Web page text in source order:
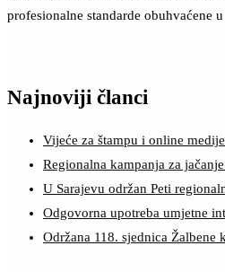
profesionalne standarde obuhvaćene
Najnoviji članci
Vijeće za štampu i online
Regionalna kampanja za
U Sarajevu održan Peti
Odgovorna upotreba umjetne
Održana 118. sjednica